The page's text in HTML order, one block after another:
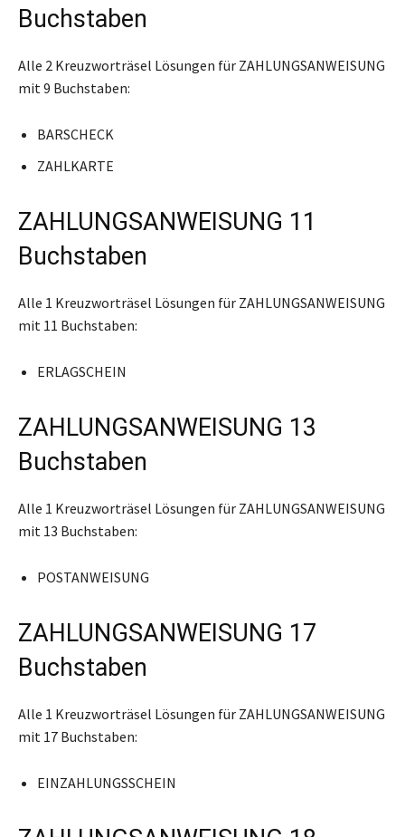
Buchstaben
Alle 2 Kreuzworträsel Lösungen für ZAHLUNGSANWEISUNG
mit 9 Buchstaben:
BARSCHECK
ZAHLKARTE
ZAHLUNGSANWEISUNG 11
Buchstaben
Alle 1 Kreuzworträsel Lösungen für ZAHLUNGSANWEISUNG
mit 11 Buchstaben:
ERLAGSCHEIN
ZAHLUNGSANWEISUNG 13
Buchstaben
Alle 1 Kreuzworträsel Lösungen für ZAHLUNGSANWEISUNG
mit 13 Buchstaben:
POSTANWEISUNG
ZAHLUNGSANWEISUNG 17
Buchstaben
Alle 1 Kreuzworträsel Lösungen für ZAHLUNGSANWEISUNG
mit 17 Buchstaben:
EINZAHLUNGSSCHEIN